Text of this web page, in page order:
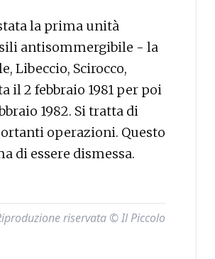
la prima unità
antisommergibile - la
Libeccio, Scirocco,
il 2 febbraio 1981 per poi
1982. Si tratta di
operazioni. Questo
di essere dismessa.
riservata © Il Piccolo